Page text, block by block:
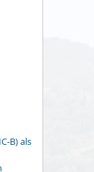
B) als